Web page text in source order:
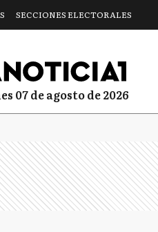
SECCIONES ELECTORALES
07 de agosto de 2026